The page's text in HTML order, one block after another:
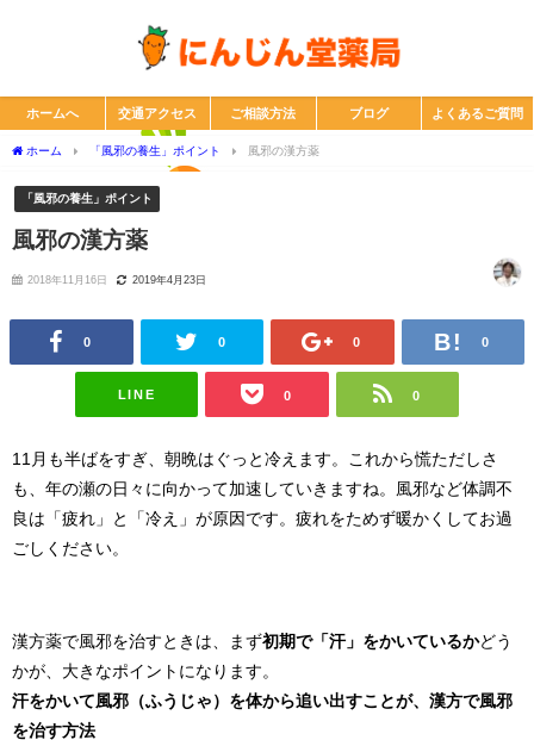
ホームへ 交通アクセス ご相談方法 ブログ よくあるご質問
ホーム 「風邪の養生」ポイント 風邪の漢方薬
「風邪の養生」ポイント
風邪の漢方薬
2018年11月16日 2019年4月23日
0 0 0 0
LINE 0 0
11月も半ばをすぎ、朝晩はぐっと冷えます。これから慌ただしさ
も、年の瀬の日々に向かって加速していきますね。風邪など体調不
良は「疲れ」と「冷え」が原因です。疲れをためず暖かくしてお過
ごしください。
漢方薬で風邪を治すときは、まず初期で「汗」をかいているかどう
かが、大きなポイントになります。
汗をかいて風邪（ふうじゃ）を体から追い出すことが、漢方で風邪
を治す方法